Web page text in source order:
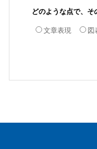
どのような点で、
文章表現 図